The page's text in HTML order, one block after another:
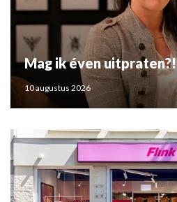
Mag ik éven uitpraten?!
10 augustus 2026